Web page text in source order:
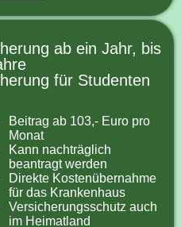
ab ein Jahr, bis
für Studenten
Beitrag ab 103,- Euro pro
Monat
Kann nachträglich
beantragt werden
Direkte Kostenübernahme
für das Krankenhaus
Versicherungsschutz auch
im Heimatland